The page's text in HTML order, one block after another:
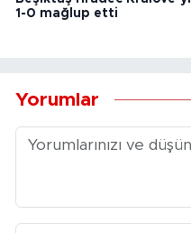
1-0 mağlup etti
Yorumlar